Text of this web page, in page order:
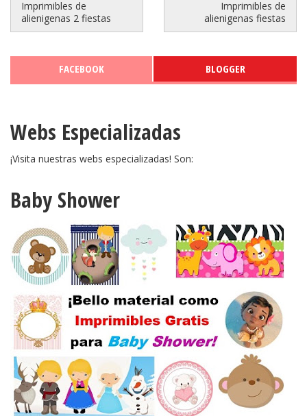
Imprimibles de
alienigenas 2 fiestas
Imprimibles de
alienigenas fiestas
FACEBOOK BLOGGER
Webs Especializadas
¡Visita nuestras webs especializadas! Son:
Baby Shower